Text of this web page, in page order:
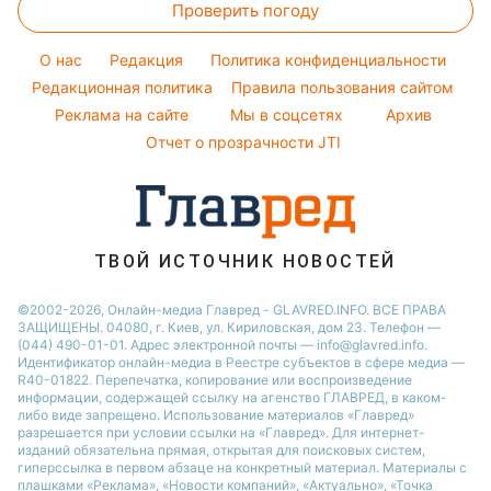
Алла Пугачева
Максим Галкин
Настя Каменских
Комнатные растения
Курс валют
Магнитные бури
Погода на сегодня
Погода на завтра
Пылевая буря
Проверить погоду
O нас Редакция
Политика конфиденциальности
Редакционная политика
Правила пользования сайтом
Реклама на сайте
Мы в соцсетях
Архив
Отчет о прозрачности JTI
ТВОЙ ИСТОЧНИК НОВОСТЕЙ
©2002-2026, Онлайн-медиа Главред - GLAVRED.INFO. ВСЕ ПРАВА
ЗАЩИЩЕНЫ. 04080, г. Киев, ул. Кириловская, дом 23. Телефон —
(044) 490-01-01. Адрес электронной почты — info@glavred.info.
Идентификатор онлайн-медиа в Реестре cубъектов в сфере медиа —
R40-01822. Перепечатка, копирование или воспроизведение
информации, содержащей ссылку на агенство ГЛАВРЕД, в каком-
либо виде запрещено. Использование материалов «Главред»
разрешается при условии ссылки на «Главред». Для интернет-
изданий обязательна прямая, открытая для поисковых систем,
гиперссылка в первом абзаце на конкретный материал. Материалы с
плашками «Реклама», «Новости компаний», «Актуально», «Точка